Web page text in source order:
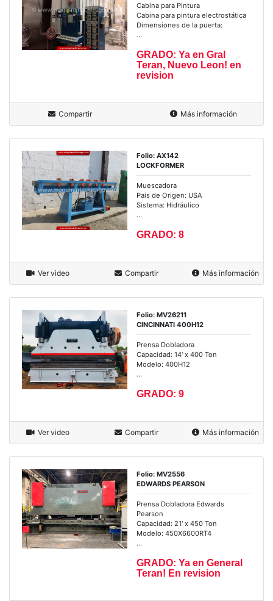
Cabina para Pintura
Cabina para pintura electrostática
Dimensiones de la puerta:
...
GRADO: Ya en Gral
Teran, Nuevo Leon! en
revision
Compartir Más información
Folio: AX142
LOCKFORMER
Muescadora
Pais de Origen: USA
Sistema: Hidráulico
...
GRADO: 8
Ver video Compartir Más información
Folio: MV26211
CINCINNATI 400H12
Prensa Dobladora
Capacidad: 14' x 400 Ton
Modelo: 400H12
...
GRADO: 9
Ver video Compartir Más información
Folio: MV2556
EDWARDS PEARSON
Prensa Dobladora Edwards
Pearson
Capacidad: 21' x 450 Ton
Modelo: 450X6600RT4
...
GRADO: Ya en General
Teran! En revision